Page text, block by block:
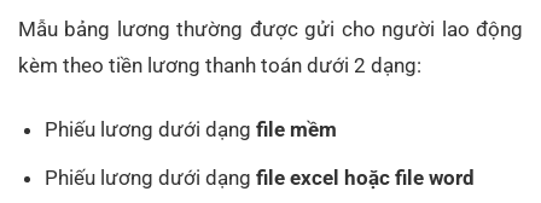
Mẫu bảng lương thường được gửi cho người lao động
kèm theo tiền lương thanh toán dưới 2 dạng:
Phiếu lương dưới dạngfile mềm
Phiếu lương dưới dạngfile excel hoặc file word